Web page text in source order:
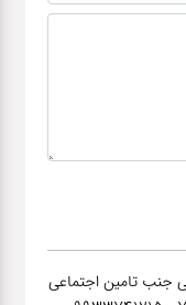
جنب تامین اجتماعی